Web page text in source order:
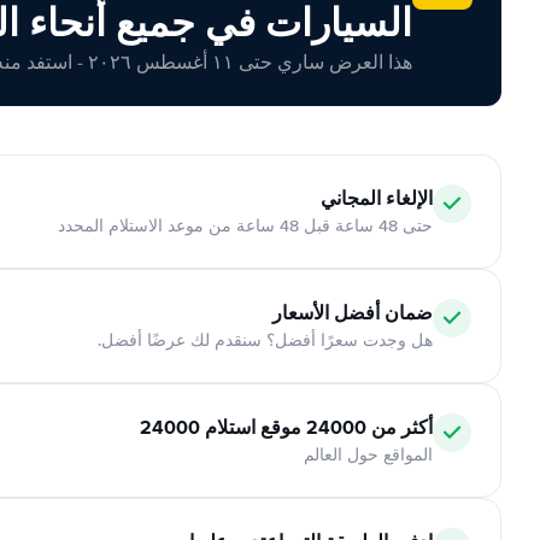
السيارات في جميع أنحاء
هذا العرض ساري حتى ١١ أغسطس ٢٠٢٦ - استفد منه اليوم!
الإلغاء المجاني
حتى 48 ساعة قبل 48 ساعة من موعد الاستلام المحدد
ضمان أفضل الأسعار
هل وجدت سعرًا أفضل؟ سنقدم لك عرضًا أفضل.
أكثر من 24000 موقع استلام 24000
المواقع حول العالم